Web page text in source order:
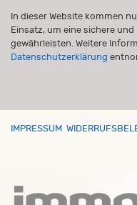
In dieser Website kommen
Einsatz, um eine sichere
gewährleisten. Weitere
Datenschutzerklärung
IMPRESSUM